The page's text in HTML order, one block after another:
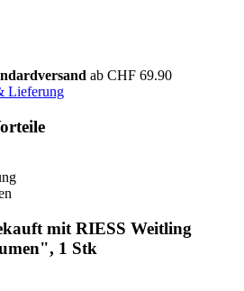
ab CHF 69.90
Lieferung
mit RIESS Weitling
1 Stk